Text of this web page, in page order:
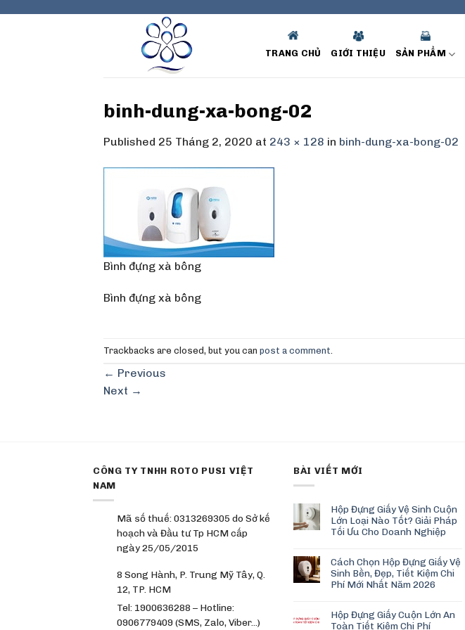
TRANG CHỦ GIỚI THIỆU SẢN PHẨM
binh-dung-xa-bong-02
Published 25 Tháng 2, 2020 at 243 × 128 in binh-dung-xa-bong-02
Bình đựng xà bông
Bình đựng xà bông
Trackbacks are closed, but you can post a comment
← Previous
Next →
CÔNG TY TNHH ROTO PUSI VIỆT
NAM
Mã số thuế: 0313269305 do Sở kế
hoạch và Đầu tư Tp HCM cấp
ngày 25/05/2015
8 Song Hành, P. Trung Mỹ Tây, Q.
12, TP. HCM
Tel: 1900636288 – Hotline:
0906779409 (SMS, Zalo, Viber…)
BÀI VIẾT MỚI
Hộp Đựng Giấy Vệ Sinh Cuộn
Lớn Loại Nào Tốt? Giải Pháp
Tối Ưu Cho Doanh Nghiệp
Cách Chọn Hộp Đựng Giấy Vệ
Sinh Bền, Đẹp, Tiết Kiệm Chi
Phí Mới Nhất Năm 2026
Hộp Đựng Giấy Cuộn Lớn An
Toàn Tiết Kiệm Chi Phí